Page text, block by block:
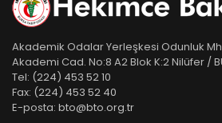
Akademik Odalar Yerleşkesi Odunluk
Akademi Cad. No:8 A2 Blok K:2 Nilüfer /
Tel: (224) 453 52 10
Fax: (224) 453 52 40
E-posta: bto@bto.org.tr